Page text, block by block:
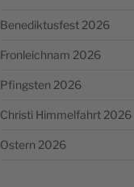
Benediktusfest 2026
Fronleichnam 2026
Pfingsten 2026
Christi Himmelfahrt 2026
Ostern 2026